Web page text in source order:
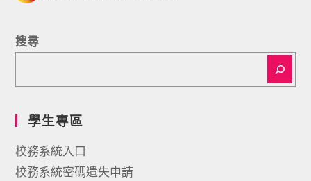
搜尋
學生專區
校務系統入口
校務系統密碼遺失申請